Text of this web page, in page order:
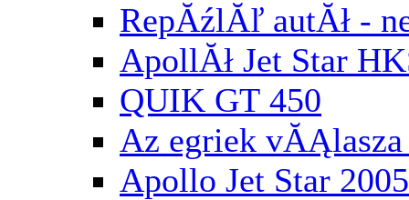
RepĂźlĂľ autĂł -
ApollĂł Jet Star
QUIK GT 450
Az egriek vĂĄlasza
Apollo Jet Star 2005